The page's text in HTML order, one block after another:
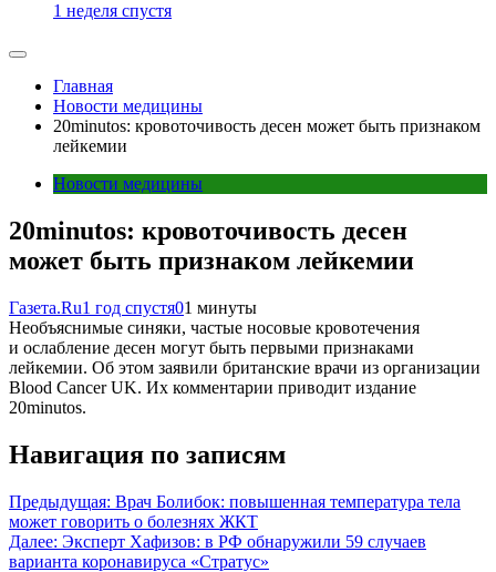
1 неделя спустя
Главная
Новости медицины
20minutos: кровоточивость десен может быть признаком
лейкемии
Новости медицины
20minutos: кровоточивость десен
может быть признаком лейкемии
Газета.Ru1 год спустя01 минуты
Необъяснимые синяки, частые носовые кровотечения
и ослабление десен могут быть первыми признаками
лейкемии. Об этом заявили британские врачи из организации
Blood Cancer UK. Их комментарии приводит издание
20minutos.
Навигация по записям
Предыдущая: Врач Болибок: повышенная температура тела
может говорить о болезнях ЖКТ
Далее: Эксперт Хафизов: в РФ обнаружили 59 случаев
варианта коронавируса «Стратус»